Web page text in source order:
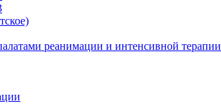
реанимации и интенсивной терапии